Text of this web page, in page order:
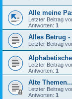
Alle meine
Letzter Beitrag
Antworten: 1
Alles Betrug -
Letzter Beitrag
Letzter Beitrag
Antworten: 1
Alte Themen...
Letzter Beitrag
Antworten: 1